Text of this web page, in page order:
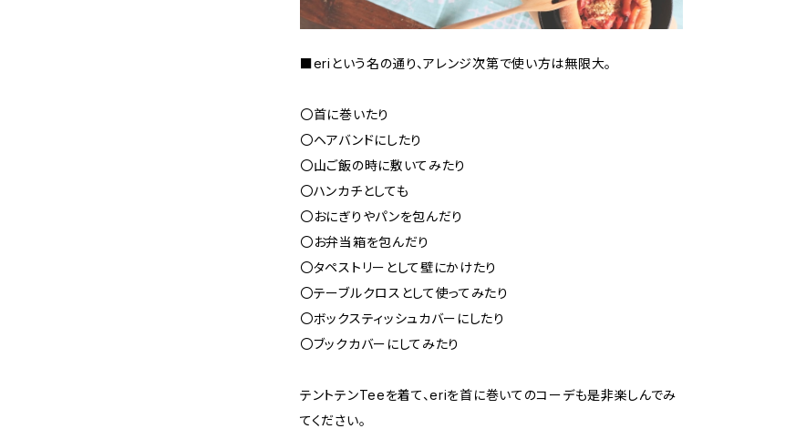
■eriという名の通り、アレンジ次第で使い方は無限大。
〇首に巻いたり
〇ヘアバンドにしたり
〇山ご飯の時に敷いてみたり
〇ハンカチとしても
〇おにぎりやパンを包んだり
〇お弁当箱を包んだり
〇タペストリーとして壁にかけたり
〇テーブルクロスとして使ってみたり
〇ボックスティッシュカバーにしたり
〇ブックカバーにしてみたり
テントテンTeeを着て、eriを首に巻いてのコーデも是非楽しんでみ
てください。